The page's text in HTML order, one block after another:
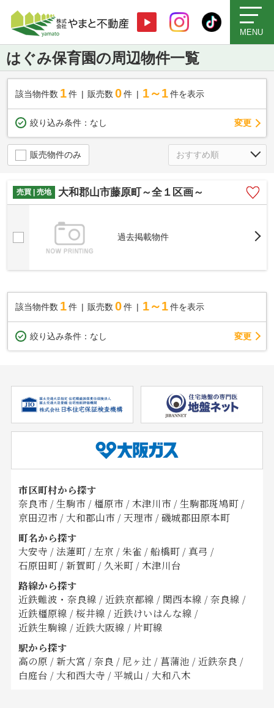
MENU
はぐみ保育園の周辺物件一覧
該当物件数 1件 販売数 0 件 1～1 件を表示
絞り込み条件： なし 変更
販売物件のみ
売買 | 売地 大和郡山市藤原町～全１区画～
過去掲載物件
該当物件数 1件 販売数 0 件 1～1 件を表示
絞り込み条件： なし 変更
市区町村から探す
奈良市 / 生駒市 / 橿原市 / 木津川市 / 生駒郡斑鳩町 /
京田辺市 / 大和郡山市 / 天理市 / 磯城郡田原本町
町名から探す
大安寺 / 法蓮町 / 左京 / 朱雀 / 船橋町 / 真弓 /
石原田町 / 新賀町 / 久米町 / 木津川台
路線から探す
近鉄難波・奈良線 / 近鉄京都線 / 関西本線 / 奈良線 /
近鉄橿原線 / 桜井線 / 近鉄けいはんな線 /
近鉄生駒線 / 近鉄大阪線 / 片町線
駅から探す
高の原 / 新大宮 / 奈良 / 尼ヶ辻 / 菖蒲池 / 近鉄奈良 /
白庭台 / 大和西大寺 / 平城山 / 大和八木